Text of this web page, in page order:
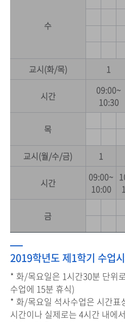
수
교시(화/목) 1
시간
09:00~
10:30
목
교시(월/수/금) 1
시간
09:00~
10:00
금
2019학년도 제1학기 수업
* 화/목요일은 1시간30분 단위
수업에 15분 휴식)
* 화/목요일 석사수업은 시간표
시간이나 실제로는 4시간 내에